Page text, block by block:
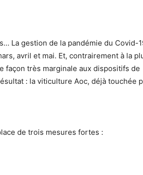
La gestion de la pandémie du Covid-
avril et mai. Et, contrairement à la
façon très marginale aux dispositifs de
: la viticulture Aoc, déjà touchée
de trois mesures fortes :